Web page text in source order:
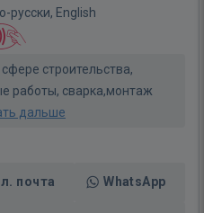
русски, English
строительства,
работы, сварка,монтаж
дальше
почта WhatsApp